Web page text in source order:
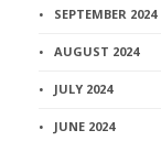
SEPTEMBER 2024
AUGUST 2024
JULY 2024
JUNE 2024